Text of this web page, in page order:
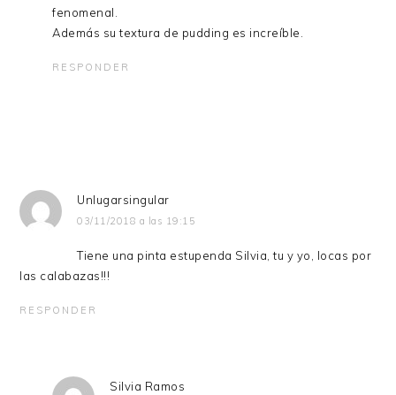
fenomenal.
Además su textura de pudding es increíble.
RESPONDER
Unlugarsingular
03/11/2018 a las 19:15
Tiene una pinta estupenda Silvia, tu y yo, locas por
las calabazas!!!
RESPONDER
Silvia Ramos